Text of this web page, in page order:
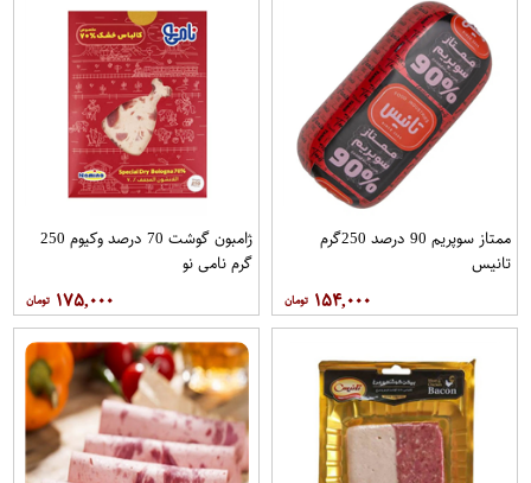
ممتاز سوپریم 90 درصد 250گرم
تانیس
۱۵۴,۰۰۰
ژامبون گوشت 70 درصد وکیوم 250
گرم نامی نو
۱۷۵,۰۰۰